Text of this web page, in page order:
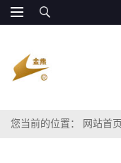
您当前的位置： 网站首页